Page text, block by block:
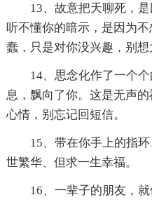
13、故意把天聊死，
听不懂你的暗示，是因为
蠢，只是对你没兴趣，别想
14、思念化作了一个
息，飘向了你。这是无声
心情，别忘记回短信。
15、带在你手上的指
世繁华、但求一生幸福。
16、一辈子的朋友，